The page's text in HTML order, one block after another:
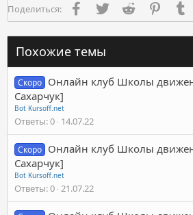
Поделиться: FacebookTwitter Reddit
Похожие темы
Скоро Онлайн клуб Школы
Сахарчук]
Bot Kursoff.net
Ответы 0 14.07.22
Скоро Онлайн клуб Школы
Сахарчук]
Bot Kursoff.net
Ответы 0 21.07.22